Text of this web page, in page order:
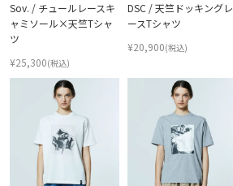
Sov. / チュールレースキ
ャミソール×天竺Tシャ
ツ
¥25,300(税込)
DSC / 天竺ドッキングレ
ースTシャツ
¥20,900(税込)